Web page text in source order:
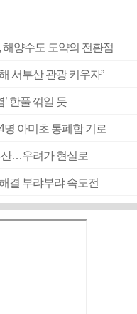
해양수도 도약의 전환점
서부산 관광 키우자”
한풀 꺾일 듯
아미초 통폐합 기로
산…우려가 현실로
결 부랴부랴 속도전